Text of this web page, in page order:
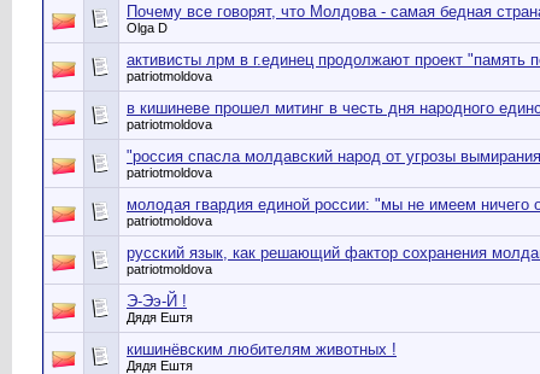
Почему все говорят, что Молдова - самая бедная
Olga D
активисты лрм в г.единец продолжают проект "память
patriotmoldova
в кишиневе прошел митинг в честь дня народного
patriotmoldova
"россия спасла молдавский народ от угрозы
patriotmoldova
молодая гвардия единой россии: "мы не имеем ничего
patriotmoldova
русский язык, как решающий фактор сохранения
patriotmoldova
Э-Ээ-Й !
Дядя Ештя
кишинёвским любителям животных !
Дядя Ештя